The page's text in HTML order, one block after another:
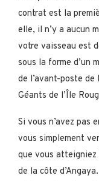
contrat est la
elle, il n’y a aucun
votre vaisseau est
sous la forme d’un
de l’avant-poste de
Géants de l’Île
Si vous n’avez pas
vous simplement
que vous
de la côte